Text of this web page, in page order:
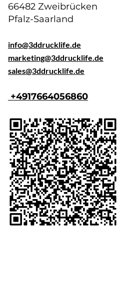
66482 Zweibrücken
Pfalz-Saarland
info@3ddrucklife.de
marketing@3ddrucklife.de
​sales@3ddrucklife.de
+4917664056860